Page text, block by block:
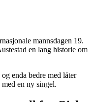
mannsdagen 19.
en lang historie om